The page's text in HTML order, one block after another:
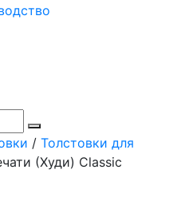
/ Толстовки для
(Худи) Classic